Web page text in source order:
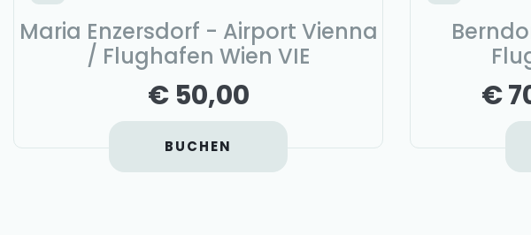
Maria Enzersdorf - Airport Vienna
/ Flughafen Wien VIE
€ 50,00
BUCHEN
€